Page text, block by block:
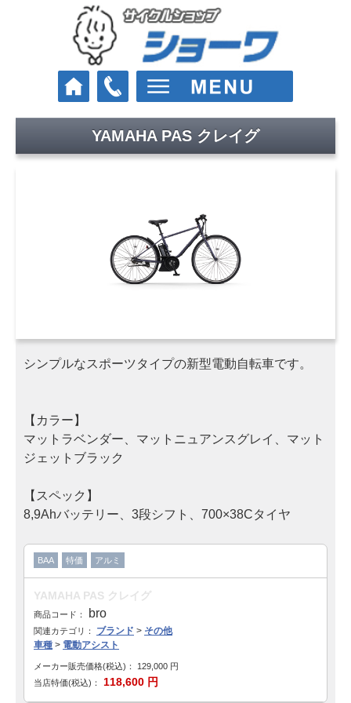
車種
マウンテンバイク
Eバイク（電動スポーツ車）
GIANT
MERIDA・MIYATA
KhodaaBloom・HODAKA
RALEIGH・ARAYA
WALKRIDE
BRIDGESTONE・ANCHOR
GT Bicycles・FELT
SAKAMOTO TECHNO
YAMAHA PAS クレイグ
シンプルなスポーツタイプの新型電動自転車です。
【カラー】
マットラベンダー、マットニュアンスグレイ、マット
ジェットブラック
【スペック】
8,9Ahバッテリー、3段シフト、700×38Cタイヤ
BAA 特価 アルミ
YAMAHA PAS クレイグ
商品コード： bro
関連カテゴリ： ブランド > その他
車種 > 電動アシスト
メーカー販売価格(税込)： 129,000 円
当店特価(税込)：
118,600 円